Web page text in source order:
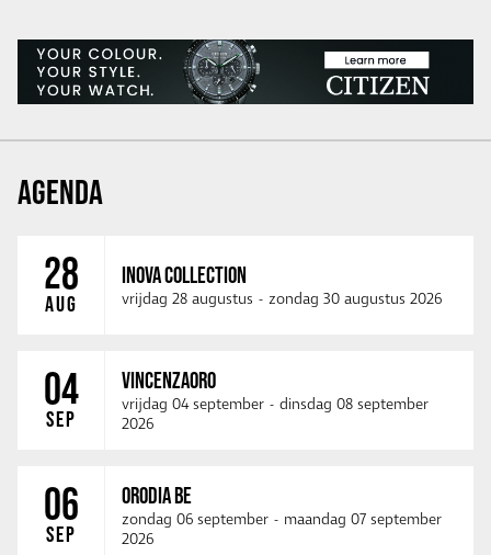
AGENDA
28
AUG
INOVA COLLECTION
vrijdag 28 augustus - zondag 30 augustus 2026
04
SEP
VINCENZAORO
vrijdag 04 september - dinsdag 08 september
2026
06
SEP
ORODIA BE
zondag 06 september - maandag 07 september
2026